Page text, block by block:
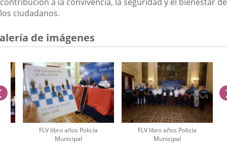
contribución a la convivencia, la seguridad y el bienestar de
los ciudadanos.
de imágenes
FLV libro años Policía
Municipal
FLV libro años Policía
Municipal
anterior